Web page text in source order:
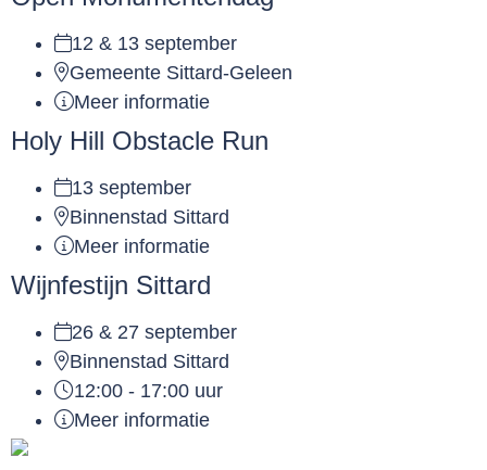
12 & 13 september
Gemeente Sittard-Geleen
Meer informatie
Holy Hill Obstacle Run
13 september
Binnenstad Sittard
Meer informatie
Wijnfestijn Sittard
26 & 27 september
Binnenstad Sittard
12:00 - 17:00 uur
Meer informatie